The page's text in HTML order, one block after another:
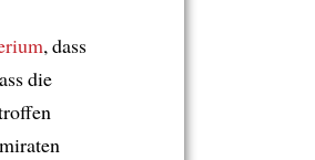
, dass
die